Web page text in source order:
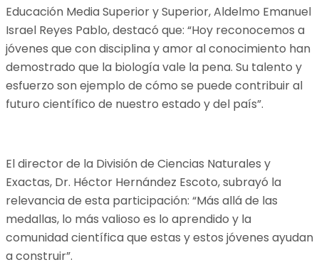
Educación Media Superior y Superior, Aldelmo Emanuel
Israel Reyes Pablo, destacó que: “Hoy reconocemos a
jóvenes que con disciplina y amor al conocimiento han
demostrado que la biología vale la pena. Su talento y
esfuerzo son ejemplo de cómo se puede contribuir al
futuro científico de nuestro estado y del país”.
El director de la División de Ciencias Naturales y
Exactas, Dr. Héctor Hernández Escoto, subrayó la
relevancia de esta participación: “Más allá de las
medallas, lo más valioso es lo aprendido y la
comunidad científica que estas y estos jóvenes ayudan
a construir”.